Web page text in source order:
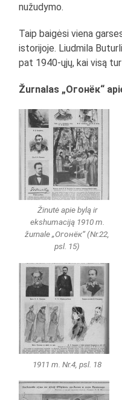
nužudymo.
Taip baigėsi viena
istorijoje. Liudmila
pat 1940-ųjų, kai visą
Žurnalas „Огонёк“
Žinutė apie bylą ir
ekshumaciją 1910 m.
žurnale „Огонёк“ (Nr.22,
psl. 15)
1911 m. Nr.4, psl. 18